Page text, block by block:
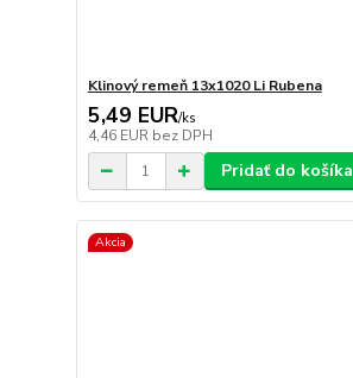
Klinový remeň 13x1020 Li Rubena
5,49 EUR/ks
4,46 EUR bez DPH
Pridať do košíka
Akcia